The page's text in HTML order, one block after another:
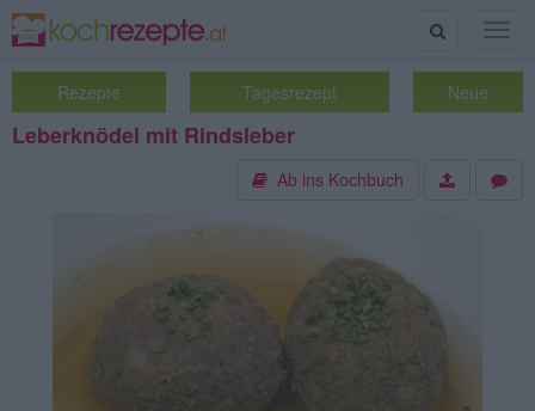
Suche
Rezepte Tagesrezept Neue
Leberknödel mit Rindsleber
Ab ins Kochbuch